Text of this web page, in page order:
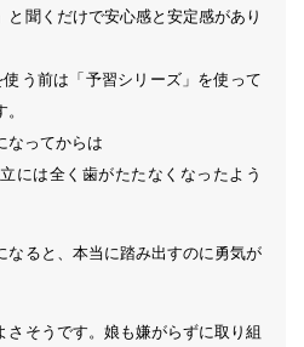
聞くだけで安心感と安定感があり
う前は「予習シリーズ」を使って
なってからは
には全く歯がたたなくなったよう
なると、本当に踏み出すのに勇気が
さそうです。娘も嫌がらずに取り組